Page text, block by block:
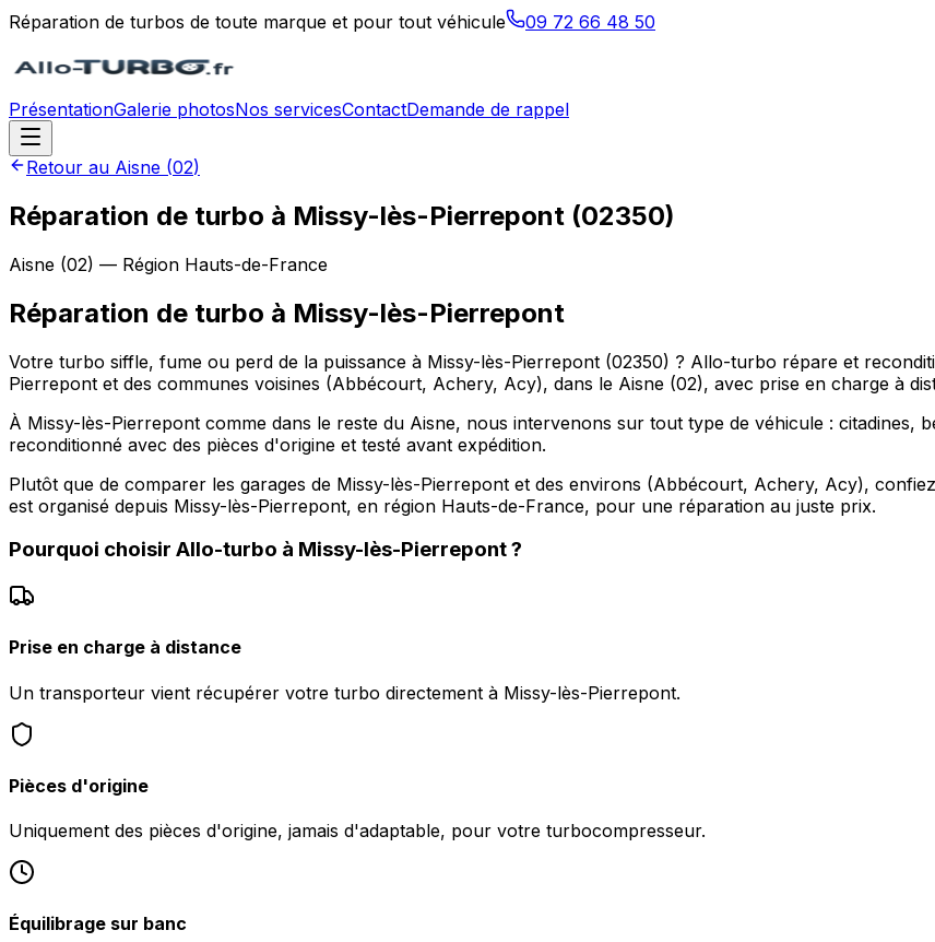
Réparation de turbos de toute marque et pour tout véhicule 09 72 66 48 50
PrésentationGalerie photosNos servicesContactDemande de rappel
Retour au Aisne (02)
Réparation de turbo à Missy-lès-Pierrepont (02350)
Aisne (02) — Région Hauts-de-France
Réparation de turbo à Missy-lès-Pierrepont
Votre turbo siffle, fume ou perd de la puissance à Missy-lès-Pierrepont (02350) ? Allo-turbo répare et
Pierrepont et des communes voisines (Abbécourt, Achery, Acy), dans le Aisne (02), avec prise en charge à
À Missy-lès-Pierrepont comme dans le reste du Aisne, nous intervenons sur tout type de véhicule : citadines,
reconditionné avec des pièces d'origine et testé avant expédition.
Plutôt que de comparer les garages de Missy-lès-Pierrepont et des environs (Abbécourt, Achery, Acy),
est organisé depuis Missy-lès-Pierrepont, en région Hauts-de-France, pour une réparation au juste prix.
Pourquoi choisir Allo-turbo à Missy-lès-Pierrepont?
Prise en charge à distance
Un transporteur vient récupérer votre turbo directement à Missy-lès-Pierrepont.
Pièces d'origine
Uniquement des pièces d'origine, jamais d'adaptable, pour votre turbocompresseur.
Équilibrage sur banc